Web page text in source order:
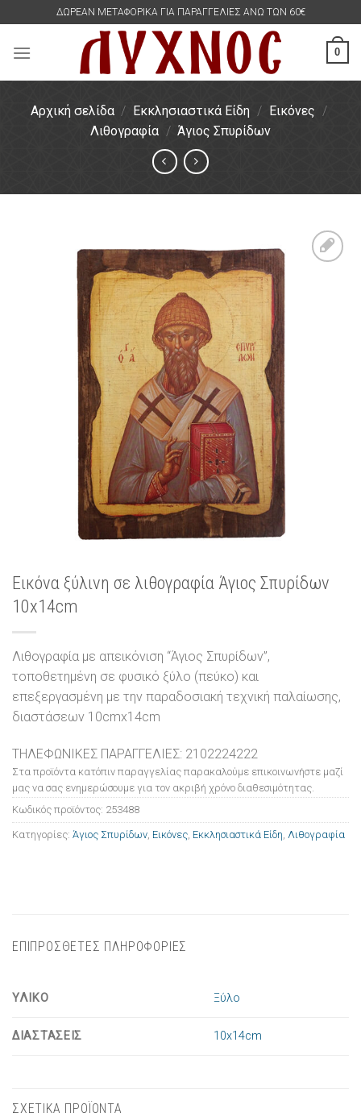
content
ΔΩΡΕΑΝ ΜΕΤΑΦΟΡΙΚΑ ΓΙΑ ΠΑΡΑΓΓΕΛΙΕΣ ΑΝΩ ΤΩΝ 60€
0
Αρχική σελίδα / Εκκλησιαστικά Είδη / Εικόνες /
Λιθογραφία / Άγιος Σπυρίδων
Εικόνα ξύλινη σε λιθογραφία Άγιος Σπυρίδων
10x14cm
Λιθογραφία με απεικόνιση “Άγιος Σπυρίδων”,
τοποθετημένη σε φυσικό ξύλο (πεύκο) και
επεξεργασμένη με την παραδοσιακή τεχνική παλαίωσης,
διαστάσεων 10cmx14cm
ΤΗΛΕΦΩΝΙΚΕΣ ΠΑΡΑΓΓΕΛΙΕΣ: 2102224222
Στα προϊόντα κατόπιν παραγγελίας παρακαλούμε επικοινωνήστε μαζί
μας να σας ενημερώσουμε για τον ακριβή χρόνο διαθεσιμότητας.
Κωδικός προϊόντος: 253488
Κατηγορίες: Άγιος Σπυρίδων Εικόνες Εκκλησιαστικά Είδη Λιθογραφία
ΕΠΙΠΡΟΣΘΕΤΕΣ ΠΛΗΡΟΦΟΡΙΕΣ
ΥΛΙΚΟ Ξύλο
ΔΙΑΣΤΑΣΕΙΣ 10x14cm
ΣΧΕΤΙΚΑ ΠΡΟΪΟΝΤΑ